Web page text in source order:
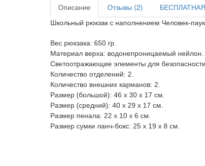
Описание Отзывы (2)
Школьный рюкзак с наполнением Человек-
Вес рюкзака: 650 гр.
Материал верха: водонепроницаемый нейлон.
Светоотражающие элементы для безопасности.
Количество отделений: 2.
Количество внешних карманов: 2.
Размер (большой): 46 x 30 x 17 см.
Размер (средний): 40 x 29 x 17 см.
Размер пенала: 22 х 10 х 6 см.
Размер сумки ланч-бокс: 25 х 19 х 8 см.